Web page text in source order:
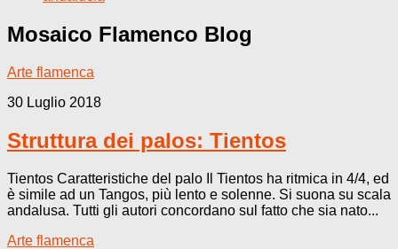
Mosaico Flamenco Blog
Arte flamenca
30 Luglio 2018
Struttura dei palos: Tientos
Tientos Caratteristiche del palo Il Tientos ha ritmica in 4/4, ed
è simile ad un Tangos, più lento e solenne. Si suona su scala
andalusa. Tutti gli autori concordano sul fatto che sia nato...
Arte flamenca